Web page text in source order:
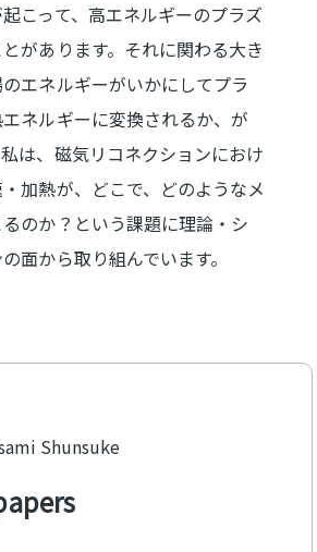
こって、高エネルギーのプラズ
があります。それに関わる大き
エネルギーがいかにしてプラ
ネルギーに変換されるか、が
は、磁気リコネクションにおけ
加熱が、どこで、どのようなメ
のか？という課題に理論・シ
面から取り組んでいます。
Shunsuke